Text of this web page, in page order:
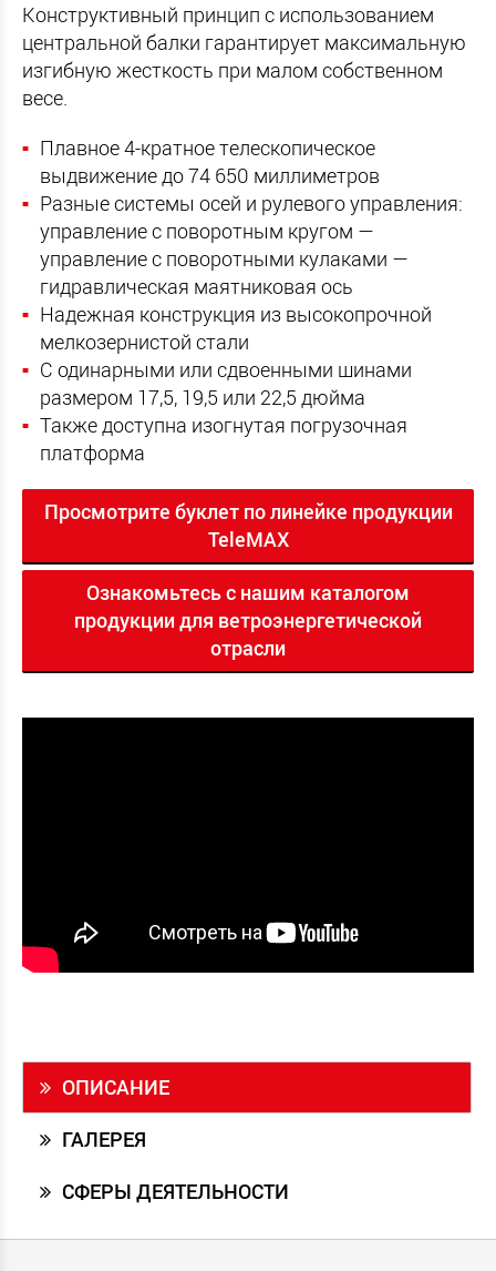
Конструктивный принцип с использованием
центральной балки гарантирует максимальную
изгибную жесткость при малом собственном
весе.
Плавное 4-кратное телескопическое
выдвижение до 74 650 миллиметров
Разные системы осей и рулевого управления:
управление с поворотным кругом —
управление с поворотными кулаками —
гидравлическая маятниковая ось
Надежная конструкция из высокопрочной
мелкозернистой стали
С одинарными или сдвоенными шинами
размером 17,5, 19,5 или 22,5 дюйма
Также доступна изогнутая погрузочная
платформа
Просмотрите буклет по линейке продукции
TeleMAX
Ознакомьтесь с нашим каталогом
продукции для ветроэнергетической
отрасли
ОПИСАНИЕ
ГАЛЕРЕЯ
СФЕРЫ ДЕЯТЕЛЬНОСТИ